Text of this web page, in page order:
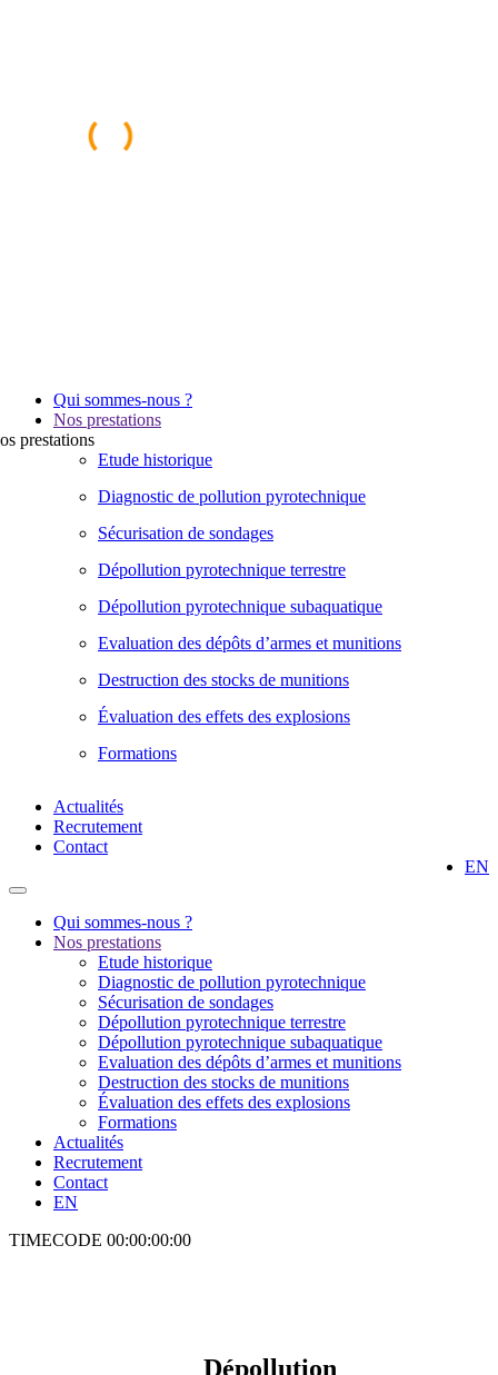
Qui sommes-nous ?
Nos prestations
prestations
Etude historique
Diagnostic de pollution pyrotechnique
Sécurisation de sondages
Dépollution pyrotechnique terrestre
Dépollution pyrotechnique subaquatique
Evaluation des dépôts d’armes et munitions
Destruction des stocks de munitions
Évaluation des effets des explosions
Formations
Actualités
Recrutement
Contact
EN
Qui sommes-nous ?
Nos prestations
Etude historique
Diagnostic de pollution pyrotechnique
Sécurisation de sondages
Dépollution pyrotechnique terrestre
Dépollution pyrotechnique subaquatique
Evaluation des dépôts d’armes et munitions
Destruction des stocks de munitions
Évaluation des effets des explosions
Formations
Actualités
Recrutement
Contact
EN
TIMECODE 00:00:00:00
Dépollution